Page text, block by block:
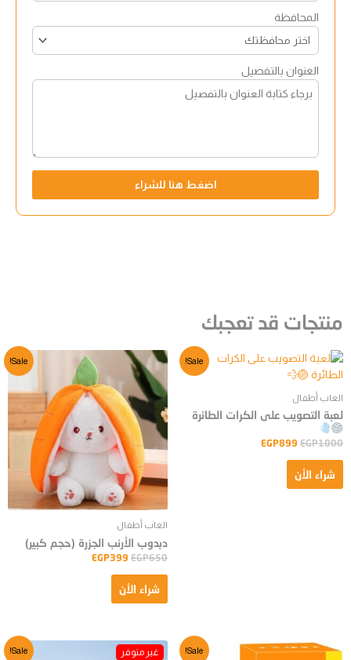
المحافظة
العنوان بالتفصيل
اضغط هنا للشراء
منتجات قد تعجبك
Sale!
العاب أطفال
لعبة التصويب على الكرات الطائرة
EGP1000
EGP899
شراء الأن
Sale!
العاب أطفال
دبدوب الأرنب الجزرة (حجم كبير)
EGP650
EGP399
شراء الأن
Sale!
Sale!